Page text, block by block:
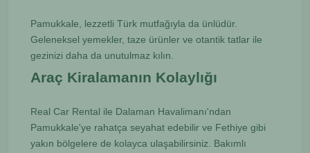
Pamukkale, lezzetli Türk mutfağıyla da ünlüdür.
Geleneksel yemekler, taze ürünler ve otantik tatlar ile
gezinizi daha da unutulmaz kılın.
Araç Kiralamanın Kolaylığı
Real Car Rental ile Dalaman Havalimanı'ndan
Pamukkale'ye rahatça seyahat edebilir ve Fethiye gibi
yakın bölgelere de kolayca ulaşabilirsiniz. Bakımlı